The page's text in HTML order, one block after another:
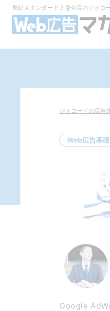
東証スタンダード上場企業のジオコ
ジオコードの広告
Web広告基
Google